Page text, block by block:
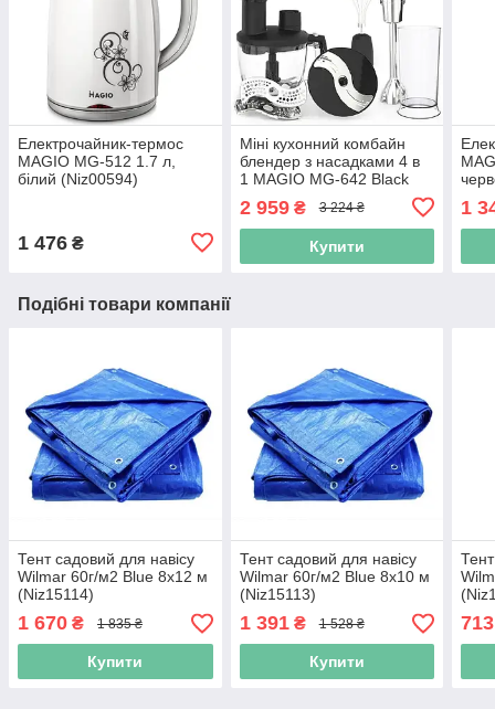
Електрочайник-термос
MAGIO MG-512 1.7 л,
білий (Niz00594)
1 476 ₴
Міні кухонний комбайн
блендер з насадками 4 в
1 MAGIO MG-642 Black
2 959₴ 3 224 ₴
Купити
1
Подібні товари компанії
Тент садовий для навісу
Wilmar 60г/м2 Blue 8х12 м
(Niz15114)
1 670 ₴ 1 835 ₴
Купити
Тент садовий для навісу
Wilmar 60г/м2 Blue 8х10 м
(Niz15113)
1 391₴ 1 528 ₴
Купити
713